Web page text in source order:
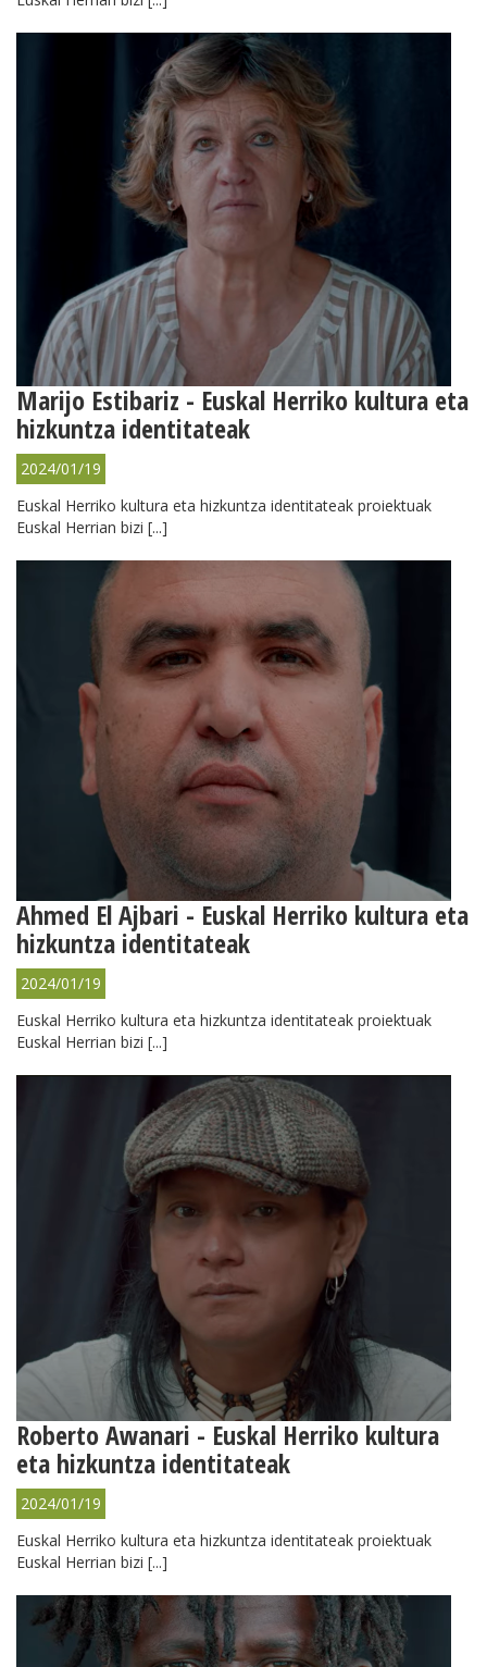
Marijo Estibariz - Euskal Herriko kultura eta
hizkuntza identitateak
2024/01/19
Euskal Herriko kultura eta hizkuntza identitateak proiektuak
Euskal Herrian bizi [...]
Ahmed El Ajbari - Euskal Herriko kultura eta
hizkuntza identitateak
2024/01/19
Euskal Herriko kultura eta hizkuntza identitateak proiektuak
Euskal Herrian bizi [...]
Roberto Awanari - Euskal Herriko kultura
eta hizkuntza identitateak
2024/01/19
Euskal Herriko kultura eta hizkuntza identitateak proiektuak
Euskal Herrian bizi [...]